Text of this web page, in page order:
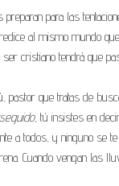
para las
al mismo mundo
cristiano tendrá que
pastor que tratas de
tú insistes en
a todos, y ninguno se
Cuando vengan las